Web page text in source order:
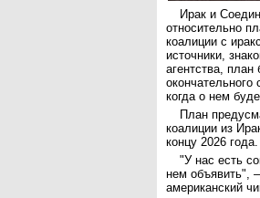
Ирак и
относительно
коалиции с
источники,
агентства,
когда о нем
План
коалиции из
концу 2026 года.
"У нас есть
нем объявить",
американский